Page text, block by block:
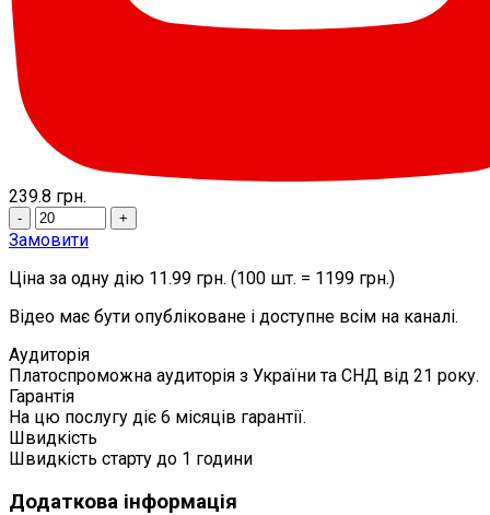
239.8 грн.
- +
Замовити
Ціна за одну дію 11.99 грн. (100 шт. = 1199 грн.)
Відео має бути опубліковане і доступне всім на каналі.
Аудиторія
Платоспроможна аудиторія з України та СНД від 21 року.
Гарантія
На цю послугу діє 6 місяців гарантії.
Швидкість
Швидкість старту до 1 години
Додаткова інформація